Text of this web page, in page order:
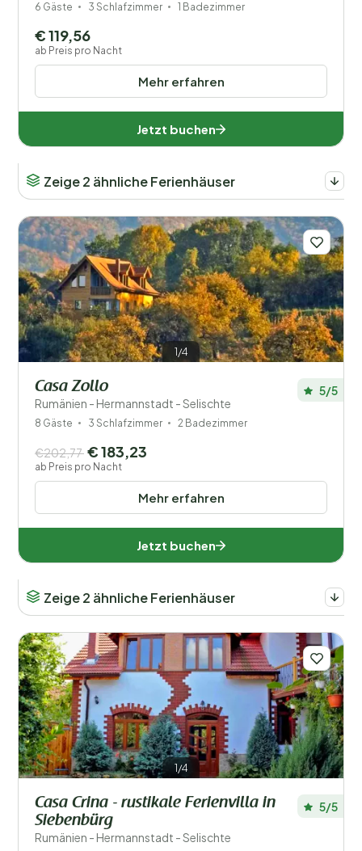
6 Gäste 3 Schlafzimmer 1 Badezimmer
Mehr erfahren
€ 119,56
ab Preis pro Nacht
Jetzt buchen
Zeige 2 ähnliche Ferienhäuser
1/4
Casa Zollo
Rumänien - Hermannstadt - Selischte
5/5
8 Gäste 3 Schlafzimmer 2 Badezimmer
Mehr erfahren
€202,77 € 183,23
ab Preis pro Nacht
Jetzt buchen
Zeige 2 ähnliche Ferienhäuser
1/4
Casa Crina - rustikale Ferienvilla in
Siebenbürg
Rumänien - Hermannstadt - Selischte
5/5